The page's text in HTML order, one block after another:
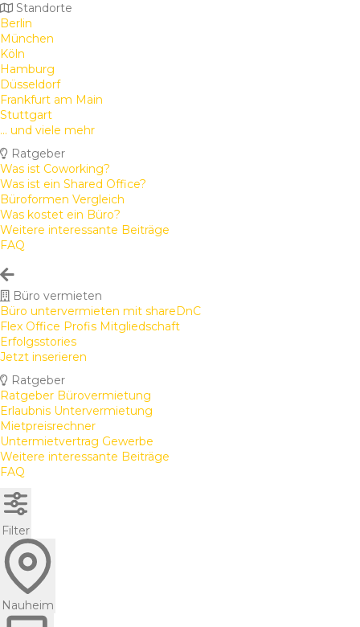
Standorte
Berlin
München
Köln
Hamburg
Düsseldorf
Frankfurt am Main
Stuttgart
... und viele mehr
Ratgeber
Was ist Coworking?
Was ist ein Shared Office?
Büroformen Vergleich
Was kostet ein Büro?
Weitere interessante Beiträge
FAQ
Büro vermieten
Büro untervermieten mit shareDnC
Flex Office Profis Mitgliedschaft
Erfolgsstories
Jetzt inserieren
Ratgeber
Ratgeber Bürovermietung
Erlaubnis Untervermietung
Mietpreisrechner
Untermietvertrag Gewerbe
Weitere interessante Beiträge
FAQ
Filter
Nauheim